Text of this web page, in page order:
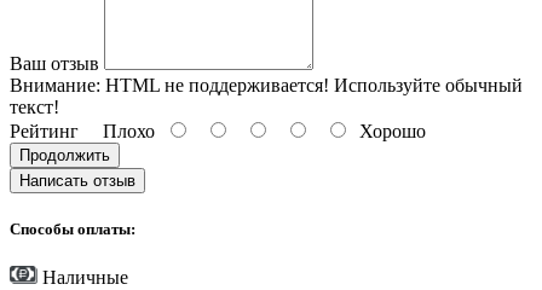
Ваш отзыв
Внимание: HTML не поддерживается! Используйте обычный
текст!
Рейтинг Плохо Хорошо
Продолжить
Написать отзыв
Способы оплаты:
Наличные